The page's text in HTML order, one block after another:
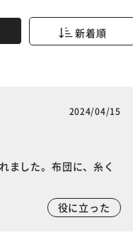
新着順
2024/04/15
ました。布団に、糸く
役に立った